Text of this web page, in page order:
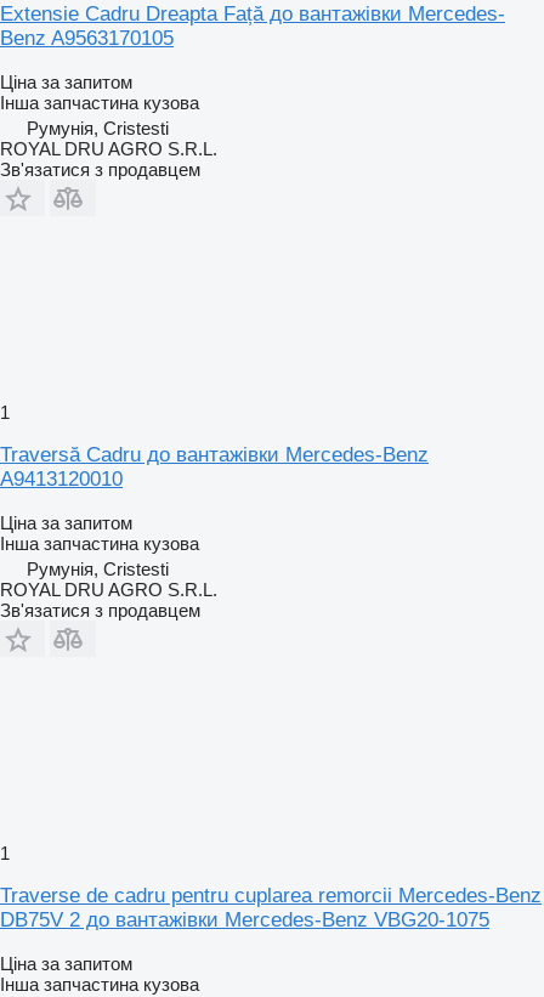
Extensie Cadru Dreapta Față до вантажівки Mercedes-
Benz A9563170105
Ціна за запитом
Інша запчастина кузова
Румунія, Cristesti
ROYAL DRU AGRO S.R.L.
Зв'язатися з продавцем
1
Traversă Cadru до вантажівки Mercedes-Benz
A9413120010
Ціна за запитом
Інша запчастина кузова
Румунія, Cristesti
ROYAL DRU AGRO S.R.L.
Зв'язатися з продавцем
1
Traverse de cadru pentru cuplarea remorcii Mercedes-Benz
DB75V 2 до вантажівки Mercedes-Benz VBG20-1075
Ціна за запитом
Інша запчастина кузова